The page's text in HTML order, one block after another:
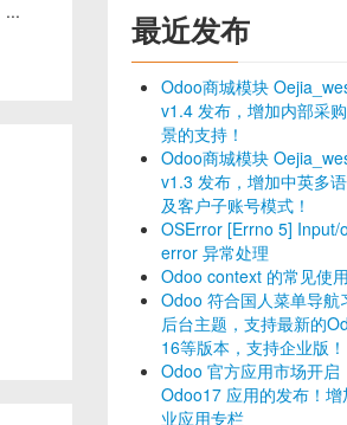
...
最近发布
Odoo商城模块
v1.4 发布，增加内部采
景的支持！
Odoo商城模块
v1.3 发布，增加中英多
及客户子账号模式！
OSError [Errno 5] Input/
error 异常处理
Odoo context 的常见使
Odoo 符合国人菜单导航
后台主题，支持最新的
16等版本，支持企业版！
Odoo 官方应用市场开启
Odoo17 应用的发布！增
业应用专栏